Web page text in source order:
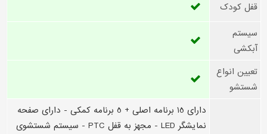
قفل کودک
سیستم
آبکشی
تعیین انواع
شستشو
دارای 15 برنامه اصلی + 5 برنامه کمکی - دارای صفحه
نمایشگر LED - مجهز به قفل PTC - سیستم شستشوی